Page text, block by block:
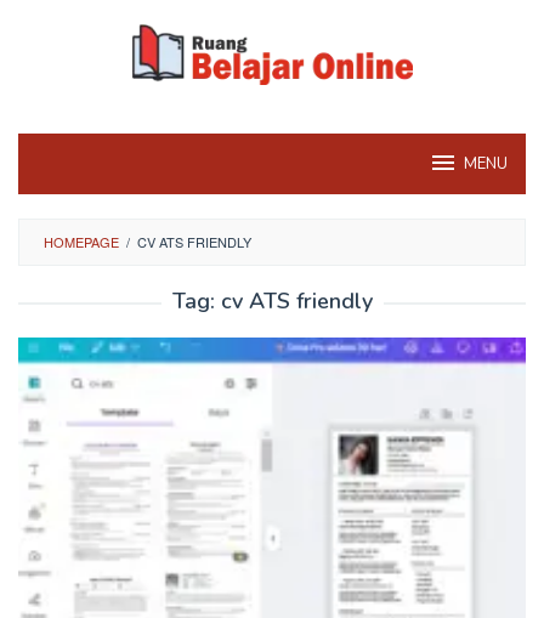
MENU
HOMEPAGE / CV ATS FRIENDLY
Tag: cv ATS friendly